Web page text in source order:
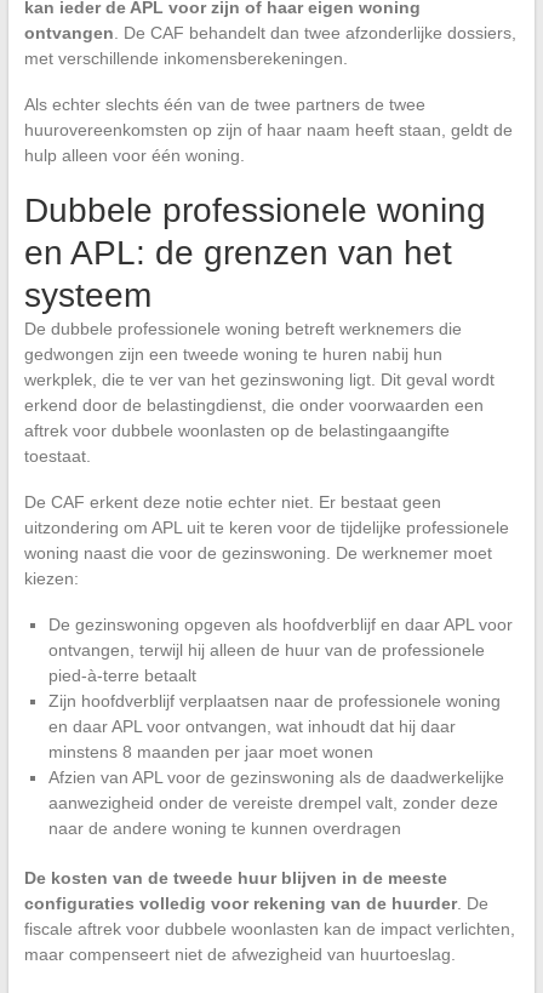
kan ieder de APL voor zijn of haar eigen woning
ontvangen . De CAF behandelt dan twee afzonderlijke dossiers,
met verschillende inkomensberekeningen.
Als echter slechts één van de twee partners de twee
huurovereenkomsten op zijn of haar naam heeft staan, geldt de
hulp alleen voor één woning.
Dubbele professionele woning
en APL: de grenzen van het
systeem
De dubbele professionele woning betreft werknemers die
gedwongen zijn een tweede woning te huren nabij hun
werkplek, die te ver van het gezinswoning ligt. Dit geval wordt
erkend door de belastingdienst, die onder voorwaarden een
aftrek voor dubbele woonlasten op de belastingaangifte
toestaat.
De CAF erkent deze notie echter niet. Er bestaat geen
uitzondering om APL uit te keren voor de tijdelijke professionele
woning naast die voor de gezinswoning. De werknemer moet
kiezen:
De gezinswoning opgeven als hoofdverblijf en daar APL voor
ontvangen, terwijl hij alleen de huur van de professionele
pied-à-terre betaalt
Zijn hoofdverblijf verplaatsen naar de professionele woning
en daar APL voor ontvangen, wat inhoudt dat hij daar
minstens 8 maanden per jaar moet wonen
Afzien van APL voor de gezinswoning als de daadwerkelijke
aanwezigheid onder de vereiste drempel valt, zonder deze
naar de andere woning te kunnen overdragen
De kosten van de tweede huur blijven in de meeste
configuraties volledig voor rekening van de huurder. De
fiscale aftrek voor dubbele woonlasten kan de impact verlichten,
maar compenseert niet de afwezigheid van huurtoeslag.